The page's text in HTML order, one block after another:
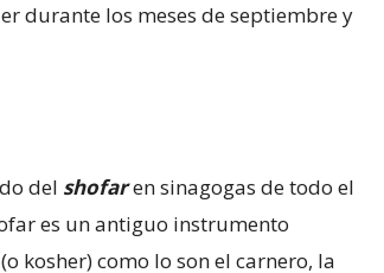
durante los meses de septiembre y
del shofaren sinagogas de todo el
es un antiguo instrumento
kosher) como lo son el carnero, la